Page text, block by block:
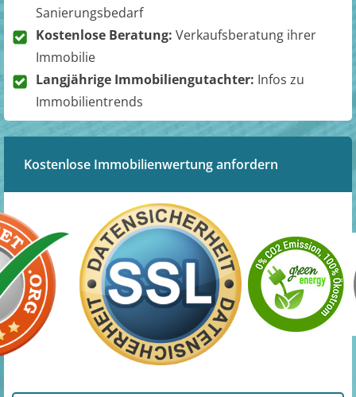
Sanierungsbedarf
Kostenlose Beratung: Verkaufsberatung ihrer
Immobilie
Langjährige Immobiliengutachter: Infos zu
Immobilientrends
Kostenlose Immobilienwertung anfordern